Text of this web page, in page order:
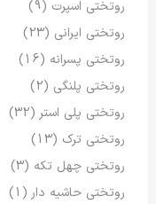
روتختی اسپرت (9)
روتختی ایرانی (23)
روتختی پسرانه (16)
روتختی پلنگی (2)
روتختی پلی استر (32)
روتختی ترک (13)
روتختی چهل تکه (3)
روتختی حاشیه دار (1)